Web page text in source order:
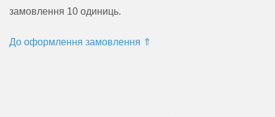
замовлення 10 одиниць.
До оформлення замовлення ⇑